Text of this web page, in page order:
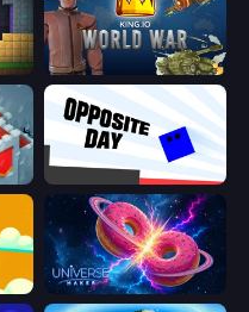
King.io World War
North Kingdom: Siege Castle Opposite Day
Land Explorers: Merge & Build Universe Maker